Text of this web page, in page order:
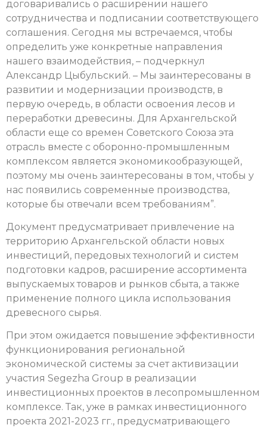
договаривались о расширении нашего
сотрудничества и подписании соответствующего
соглашения. Сегодня мы встречаемся, чтобы
определить уже конкретные направления
нашего взаимодействия, – подчеркнул
Александр Цыбульский. – Мы заинтересованы в
развитии и модернизации производств, в
первую очередь, в области освоения лесов и
переработки древесины. Для Архангельской
области еще со времен Советского Союза эта
отрасль вместе с оборонно-промышленным
комплексом является экономикообразующей,
поэтому мы очень заинтересованы в том, чтобы у
нас появились современные производства,
которые бы отвечали всем требованиям”.
Документ предусматривает привлечение на
территорию Архангельской области новых
инвестиций, передовых технологий и систем
подготовки кадров, расширение ассортимента
выпускаемых товаров и рынков сбыта, а также
применение полного цикла использования
древесного сырья.
При этом ожидается повышение эффективности
функционирования региональной
экономической системы за счет активизации
участия Segezha Group в реализации
инвестиционных проектов в лесопромышленном
комплексе. Так, уже в рамках инвестиционного
проекта 2021-2023 гг., предусматривающего